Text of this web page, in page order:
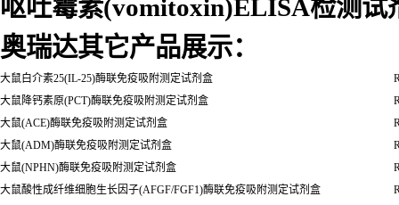
奥瑞达（2) 所有指标ELISA免费
有效性)
奥瑞达（3) 售前咨询、售中实验
奥瑞达（4) 顺丰快递，冷藏包装，
呕吐霉素(vomitoxin)ELISA检测试